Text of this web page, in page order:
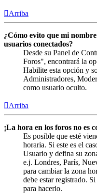
Arriba
¿Cómo evito que mi
usuarios conectados?
Desde su Panel de
Foros", encontrará la
Habilite esta opción y
Administradores,
como usuario oculto.
Arriba
¡La hora en los foros no es
Es posible que esté
horaria. Si este es el
Usuario y defina su
e.j. Londres, París,
para cambiar la zona
debe estar registrado.
para hacerlo.